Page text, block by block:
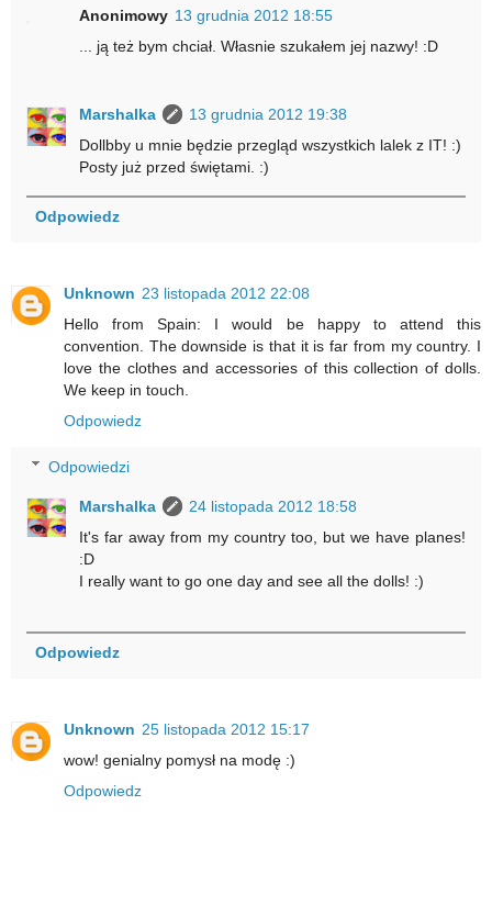
Anonimowy 13 grudnia 2012 18:55
... ją też bym chciał. Własnie szukałem jej nazwy! :D
Marshalka
13 grudnia 2012 19:38
Dollbby u mnie będzie przegląd wszystkich lalek z IT! :)
Posty już przed świętami. :)
Odpowiedz
Unknown 23 listopada 2012 22:08
Hello from Spain: I would be happy to attend this
convention. The downside is that it is far from my country. I
love the clothes and accessories of this collection of dolls.
We keep in touch.
Odpowiedz
Odpowiedzi
Marshalka
24 listopada 2012 18:58
It's far away from my country too, but we have planes!
:D
I really want to go one day and see all the dolls! :)
Odpowiedz
Unknown 25 listopada 2012 15:17
wow! genialny pomysł na modę :)
Odpowiedz